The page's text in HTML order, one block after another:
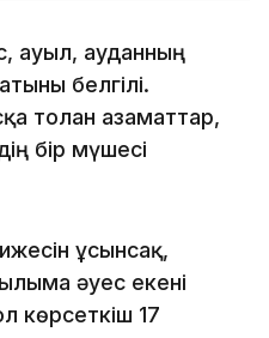
ауыл, ауданның
белгілі.
толған азаматтар,
бір мүшесі
ұсынсақ,
әуес екені
көрсеткіш 17